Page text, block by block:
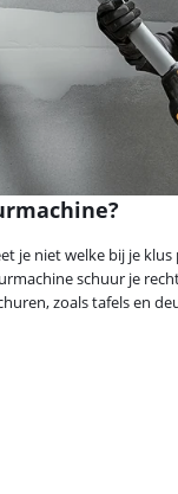
je niet welke bij je
schuur je
zoals tafels en